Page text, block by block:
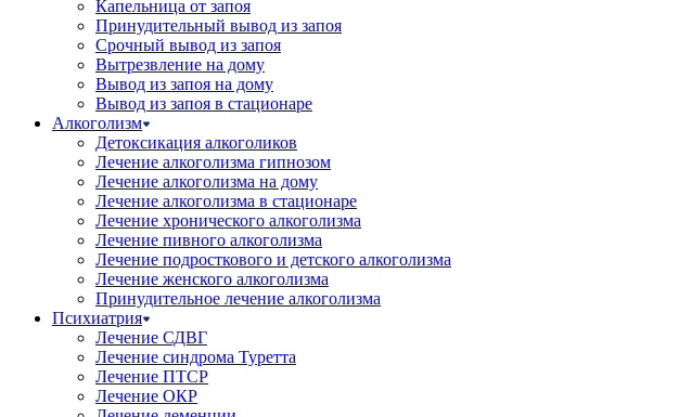
Капельница от запоя
Принудительный вывод из запоя
Срочный вывод из запоя
Вытрезвление на дому
Вывод из запоя на дому
Вывод из запоя в стационаре
Алкоголизм
Детоксикация алкоголиков
Лечение алкоголизма гипнозом
Лечение алкоголизма на дому
Лечение алкоголизма в стационаре
Лечение хронического алкоголизма
Лечение пивного алкоголизма
Лечение подросткового и детского алкоголизма
Лечение женского алкоголизма
Принудительное лечение алкоголизма
Психиатрия
Лечение СДВГ
Лечение синдрома Туретта
Лечение ПТСР
Лечение ОКР